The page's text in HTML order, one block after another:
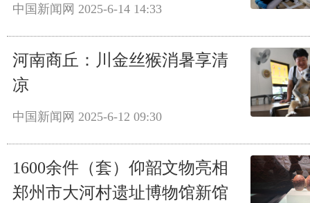
中国新闻网 2025-6-14 14:33
河南商丘：川金丝猴消暑享清
凉
中国新闻网 2025-6-12 09:30
1600余件（套）仰韶文物亮相
郑州市大河村遗址博物馆新馆